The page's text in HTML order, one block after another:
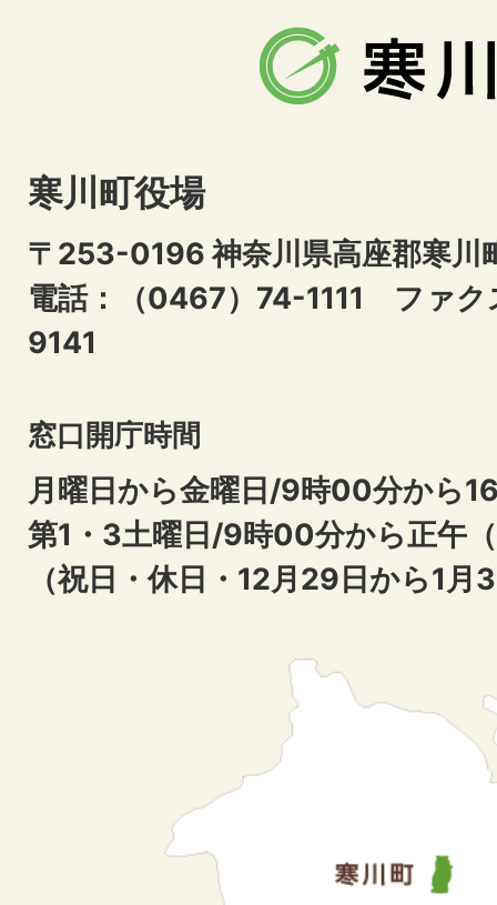
寒川町役場
〒253-0196 神奈川県高座郡寒川
電話：（0467）74-1111 ファ
9141
窓口開庁時間
月曜日から金曜日/9時00分から
第1・3土曜日/9時00分から正午
（祝日・休日・12月29日から1月